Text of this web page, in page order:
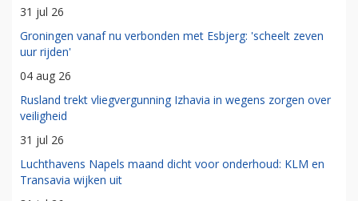
31 jul 26
Groningen vanaf nu verbonden met Esbjerg: 'scheelt zeven
uur rijden'
04 aug 26
Rusland trekt vliegvergunning Izhavia in wegens zorgen over
veiligheid
31 jul 26
Luchthavens Napels maand dicht voor onderhoud: KLM en
Transavia wijken uit